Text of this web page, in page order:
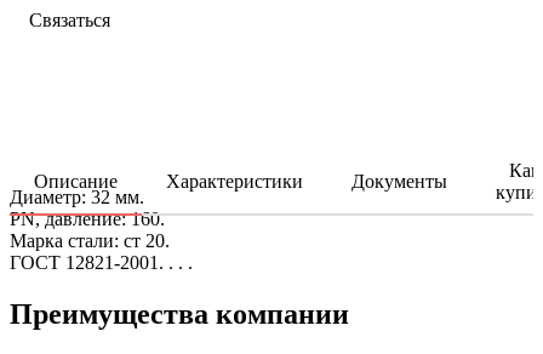
Связаться
Описание Характеристики Документы
Как
Диаметр: 32 мм.
PN, давление: 160.
Марка стали: ст 20.
ГОСТ 12821-2001. . . .
Преимущества компании